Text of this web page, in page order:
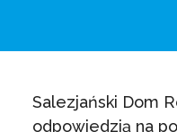
Salezjański Dom
odpowiedzią na